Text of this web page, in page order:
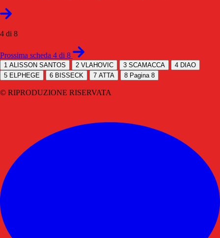
4 di 8
Prossima scheda 4 di 8
1 ALISSON SANTOS 2 VLAHOVIC 3 SCAMACCA 4 DIAO
5 ELPHEGE 6 BISSECK 7 ATTA 8 Pagina 8
© RIPRODUZIONE RISERVATA